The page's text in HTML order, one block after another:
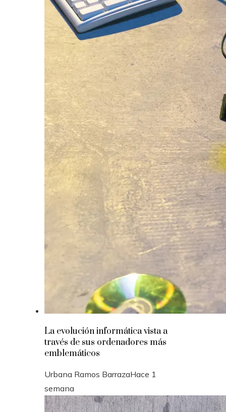
La evolución informática vista a
través de sus ordenadores más
emblemáticos
Urbana Ramos BarrazaHace 1
semana